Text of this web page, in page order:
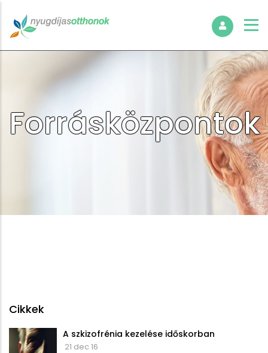
Forrásközpontok
Cikkek
A szkizofrénia kezelése időskorban
21 dec 16